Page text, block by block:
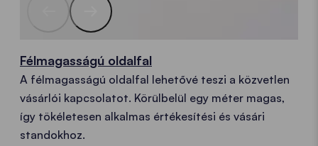
Félmagasságú oldalfal
A félmagasságú oldalfal lehetővé teszi a közvetlen
vásárlói kapcsolatot. Körülbelül egy méter magas,
így tökéletesen alkalmas értékesítési és vásári
standokhoz.